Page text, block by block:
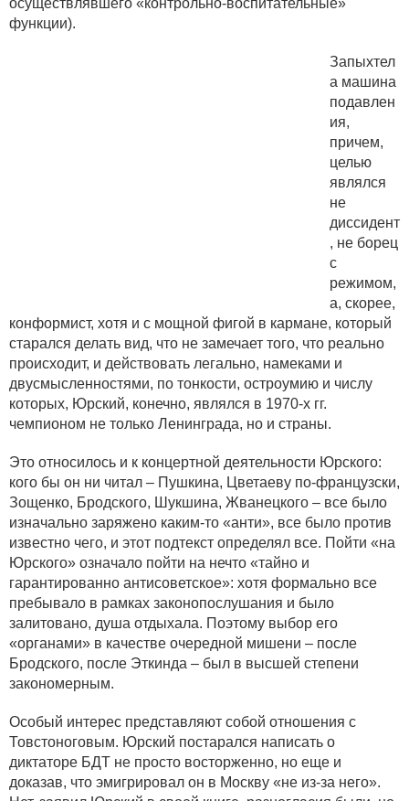
функции).
Запыхтел
а машина
подавлен
ия,
причем,
целью
являлся
не
диссидент
, не борец
с
режимом,
а, скорее,
конформист, хотя и с мощной фигой в кармане, который
старался делать вид, что не замечает того, что реально
происходит, и действовать легально, намеками и
двусмысленностями, по тонкости, остроумию и числу
которых, Юрский, конечно, являлся в 1970-х гг.
чемпионом не только Ленинграда, но и страны.
Это относилось и к концертной деятельности Юрского:
кого бы он ни читал – Пушкина, Цветаеву по-французски,
Зощенко, Бродского, Шукшина, Жванецкого – все было
изначально заряжено каким-то «анти», все было против
известно чего, и этот подтекст определял все. Пойти «на
Юрского» означало пойти на нечто «тайно и
гарантированно антисоветское»: хотя формально все
пребывало в рамках законопослушания и было
залитовано, душа отдыхала. Поэтому выбор его
«органами» в качестве очередной мишени – после
Бродского, после Эткинда – был в высшей степени
закономерным.
Особый интерес представляют собой отношения с
Товстоноговым. Юрский постарался написать о
диктаторе БДТ не просто восторженно, но еще и
доказав, что эмигрировал он в Москву «не из-за него».